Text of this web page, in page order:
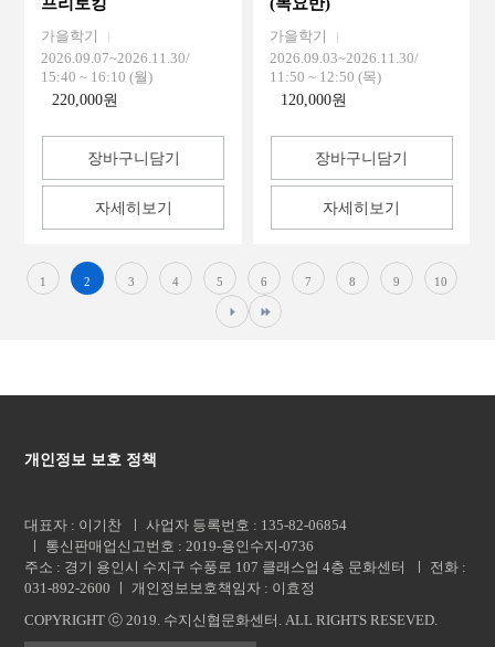
가을학기
2026.09.07~2026.11.30/
15:40 ~ 16:10 (월)
220,000원
장바구니담기
자세히보기
가을학기
2026.09.03~2026.11.30/
11:50 ~ 12:50 (목)
120,000원
장바구니담기
자세히보기
1 2 3 4 5 6 7 8 9 10
개인정보 보호 정책
대표자 : 이기찬 ㅣ 사업자 등록번호 : 135-82-06854
ㅣ 통신판매업신고번호 : 2019-용인수지-0736
주소 : 경기 용인시 수지구 수풍로 107 클래스업 4층 문화센터 ㅣ 전화 :
031-892-2600 ㅣ 개인정보보호책임자 : 이효정
COPYRIGHT ⓒ 2019. 수지신협문화센터.ALL RIGHTS RESEVED.